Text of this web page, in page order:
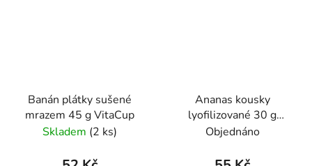
Banán plátky sušené
mrazem 45 g VitaCup
Skladem (2 ks)
Ananas kousky
lyofilizované 30 g
VitaCup
Objednáno